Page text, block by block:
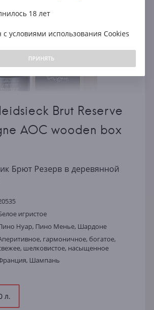
Brut Reserve
AOC wooden box
Брют Резерв в деревянной
игристое
Нуар, Пино Менье, Шардоне
гармоничное, богатое,
шелковистое, насыщенное
Шампань
л.
18 лет
с условиями использования Cookies
ПРИНЯТЬ